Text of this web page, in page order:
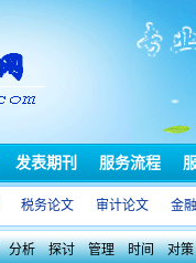
发表期刊 服务流程
税务论文 审计论文 金
分析 探讨 管理 时间 对策